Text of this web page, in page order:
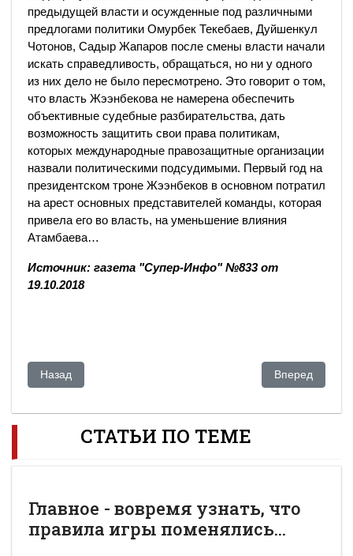
предыдущей власти и осужденные под различными
предлогами политики Омурбек Текебаев, Дуйшенкул
Чотонов, Садыр Жапаров после смены власти начали
искать справедливость, обращаться, но ни у одного
из них дело не было пересмотрено. Это говорит о том,
что власть Жээнбекова не намерена обеспечить
объективные судебные разбирательства, дать
возможность защитить свои права политикам,
которых международные правозащитные организации
назвали политическими подсудимыми. Первый год на
президентском троне Жээнбеков в основном потратил
на арест основных представителей команды, которая
привела его во власть, на уменьшение влияния
Атамбаева…
Источник: газета "Супер-Инфо" №833 от
19.10.2018
Предыдущий: Почему казахстанцы не пытаются изменить
Назад Следующий:
Вперед
СТАТЬИ ПО ТЕМЕ
Главное - вовремя узнать, что
правила игры поменялись...